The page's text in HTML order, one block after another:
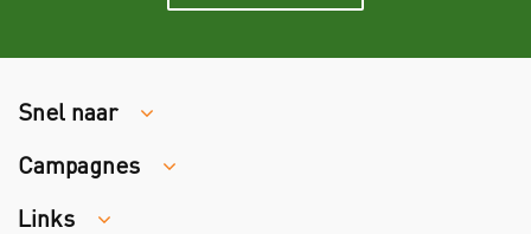
Snel naar
Traumaopvang
Melden van een arbeidsongeval
Campagnes
Week van de Teek
Links